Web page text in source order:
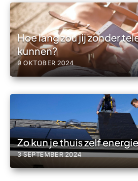
Hoe lang zou jij zonder
kunnen?
9 OKTOBER 2024
Zo kun je thuis zelf
3 SEPTEMBER 2024